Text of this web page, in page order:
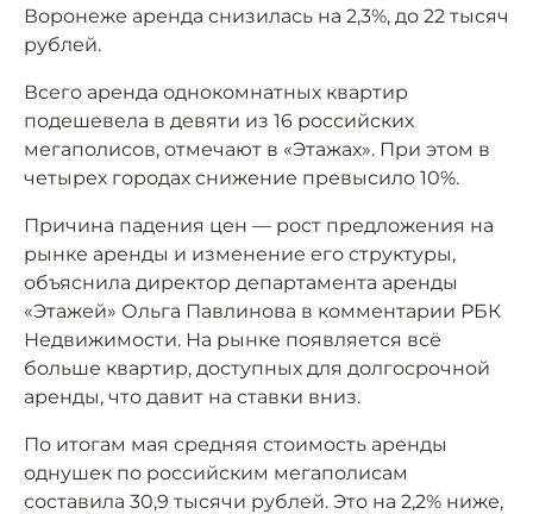
Воронеже аренда снизилась на 2,3%, до 22 тысяч
рублей.
Всего аренда однокомнатных квартир
подешевела в девяти из 16 российских
мегаполисов, отмечают в «Этажах». При этом в
четырех городах снижение превысило 10%.
Причина падения цен — рост предложения на
рынке аренды и изменение его структуры,
объяснила директор департамента аренды
«Этажей» Ольга Павлинова в комментарии РБК
Недвижимости. На рынке появляется всё
больше квартир, доступных для долгосрочной
аренды, что давит на ставки вниз.
По итогам мая средняя стоимость аренды
однушек по российским мегаполисам
составила 30,9 тысячи рублей. Это на 2,2% ниже,